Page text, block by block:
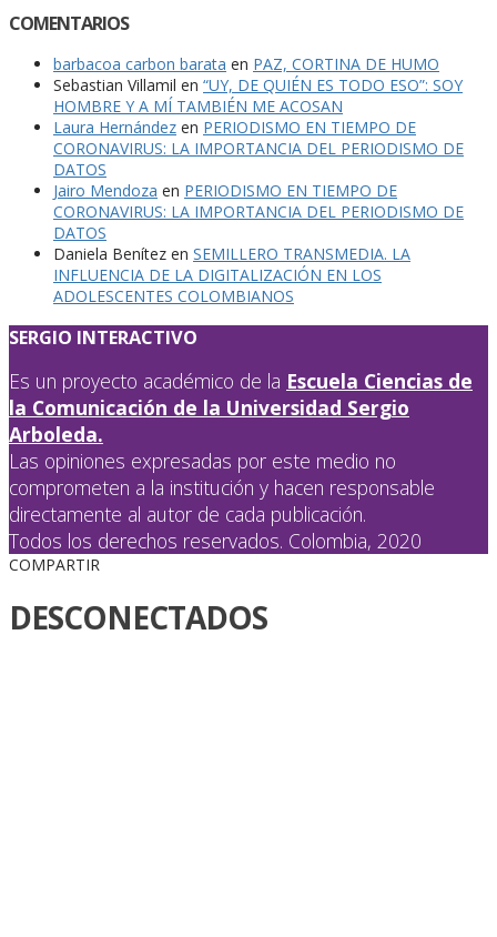
COMENTARIOS
barbacoa carbon barata en PAZ, CORTINA DE HUMO
Sebastian Villamil en “UY, DE QUIÉN ES TODO ESO”: SOY
HOMBRE Y A MÍ TAMBIÉN ME ACOSAN
Laura Hernández en PERIODISMO EN TIEMPO DE
CORONAVIRUS: LA IMPORTANCIA DEL PERIODISMO DE
DATOS
Jairo Mendoza en PERIODISMO EN TIEMPO DE
CORONAVIRUS: LA IMPORTANCIA DEL PERIODISMO DE
DATOS
Daniela Benítez en SEMILLERO TRANSMEDIA. LA
INFLUENCIA DE LA DIGITALIZACIÓN EN LOS
ADOLESCENTES COLOMBIANOS
SERGIO INTERACTIVO
Es un proyecto académico de la Escuela Ciencias de
la Comunicación de la Universidad Sergio
Arboleda.
Las opiniones expresadas por este medio no
comprometen a la institución y hacen responsable
directamente al autor de cada publicación.
Todos los derechos reservados. Colombia, 2020
COMPARTIR
DESCONECTADOS